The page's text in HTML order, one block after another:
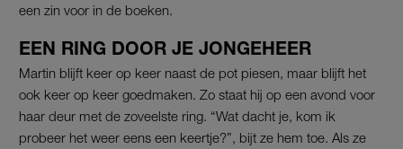
een zin voor in de boeken.
EEN RING DOOR JE JONGEHEER
Martin blijft keer op keer naast de pot piesen, maar blijft het
ook keer op keer goedmaken. Zo staat hij op een avond voor
haar deur met de zoveelste ring. “Wat dacht je, kom ik
probeer het weer eens een keertje?”, bijt ze hem toe. Als ze